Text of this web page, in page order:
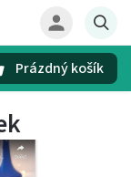
Prázdný košík